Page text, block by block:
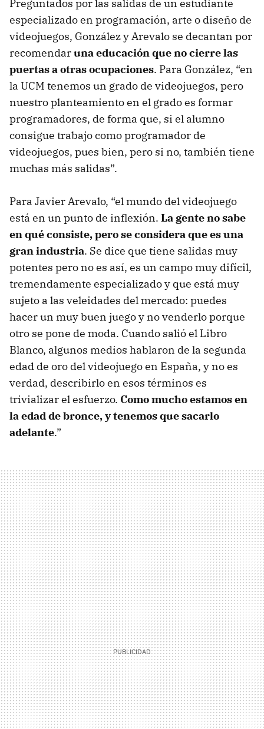
Preguntados por las salidas de un estudiante
especializado en programación, arte o diseño de
videojuegos, González y Arevalo se decantan por
recomendaruna educación que no cierre las
puertas a otras ocupaciones. Para González, “en
la UCM tenemos un grado de videojuegos, pero
nuestro planteamiento en el grado es formar
programadores, de forma que, si el alumno
consigue trabajo como programador de
videojuegos, pues bien, pero si no, también tiene
muchas más salidas”.
Para Javier Arevalo, “el mundo del videojuego
está en un punto de inflexión. La gente no sabe
en qué consiste, pero se considera que es una
gran industria. Se dice que tiene salidas muy
potentes pero no es así, es un campo muy difícil,
tremendamente especializado y que está muy
sujeto a las veleidades del mercado: puedes
hacer un muy buen juego y no venderlo porque
otro se pone de moda. Cuando salió el Libro
Blanco, algunos medios hablaron de la segunda
edad de oro del videojuego en España, y no es
verdad, describirlo en esos términos es
trivializar el esfuerzo. Como mucho estamos en
la edad de bronce, y tenemos que sacarlo
adelante.”